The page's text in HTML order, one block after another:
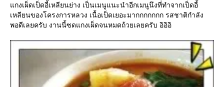
กงเผ็ดเป็ดอี้เหลียนย่าง เป็นเมนูแนะนำอีกเมนูนึงที่ทำจากเป็ดอี้
เหลียนของโครงการหลวง เนื้อเป็ดเยอะมากกกกกกก รสชาติกำลัง
พอดีเลยครับ งานนี้ซดแกงเผ็ดจนหมดถ้วยเลยครับ อิอิอิ